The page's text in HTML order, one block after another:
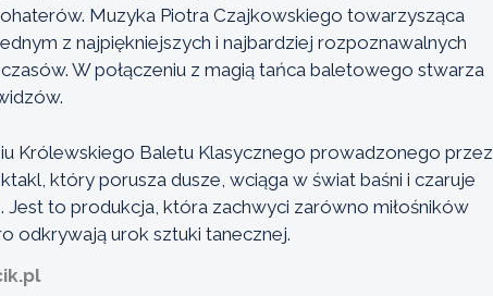
Muzyka Piotra Czajkowskiego towarzysząca
z najpiękniejszych i najbardziej rozpoznawalnych
W połączeniu z magią tańca baletowego stwarza
Królewskiego Baletu Klasycznego prowadzonego przez
który porusza dusze, wciąga w świat baśni i czaruje
Jest to produkcja, która zachwyci zarówno miłośników
odkrywają urok sztuki tanecznej.